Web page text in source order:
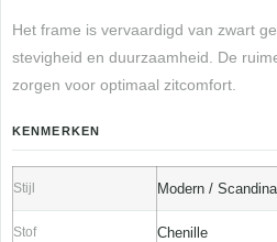
Het frame is vervaardigd van zwart
stevigheid en duurzaamheid. De
zorgen voor optimaal zitcomfort.
KENMERKEN
Stijl Modern /
Stof Chenille